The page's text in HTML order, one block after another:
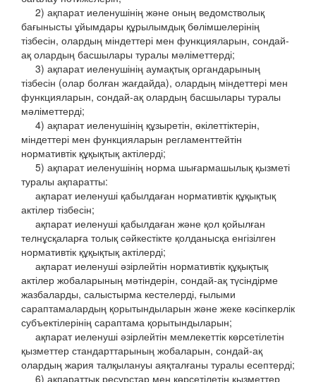
2) ақпарат иеленушінің және оның ведомстволық
бағынысты ұйымдары құрылымдық бөлімшелерінің
тізбесін, олардың міндеттері мен функцияларын, сондай-
ақ олардың басшылары туралы мәліметтерді;
3) ақпарат иеленушінің аумақтық органдарының
тізбесін (олар болған жағдайда), олардың міндеттері мен
функцияларын, сондай-ақ олардың басшылары туралы
мәліметтерді;
4) ақпарат иеленушінің құзыретін, өкілеттіктерін,
міндеттері мен функцияларын регламенттейтін
нормативтік құқықтық актілерді;
5) ақпарат иеленушінің норма шығармашылық қызметі
туралы ақпаратты:
ақпарат иеленуші қабылдаған нормативтік құқықтық
актілер тізбесін;
ақпарат иеленуші қабылдаған және қол қойылған
телнұсқаларға толық сәйкестікте қолданысқа енгізілген
нормативтік құқықтық актілерді;
ақпарат иеленуші әзірлейтін нормативтік құқықтық
актілер жобаларының мәтіндерін, сондай-ақ түсіндірме
жазбаларды, салыстырма кестелерді, ғылыми
сараптамалардың қорытындыларын және жеке кәсіпкерлік
субъектілерінің сараптама қорытындыларын;
ақпарат иеленуші әзірлейтін мемлекеттік көрсетілетін
қызметтер стандарттарының жобаларын, сондай-ақ
олардың жария талқылануы аяқталғаны туралы есептерді;
6) ақпараттық ресурстар мен көрсетілетін қызметтер